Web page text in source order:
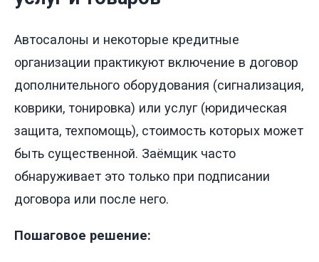
Автосалоны и некоторые кредитные
организации практикуют включение в договор
дополнительного оборудования (сигнализация,
коврики, тонировка) или услуг (юридическая
защита, техпомощь), стоимость которых может
быть существенной. Заёмщик часто
обнаруживает это только при подписании
договора или после него.
Пошаговое решение: